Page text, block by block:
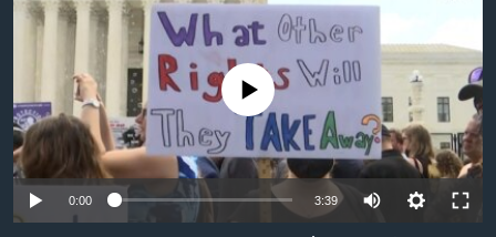
ទៅ​
ទំព័រ​
រចនា
សម្ព័ន្ធ​
រំលង​
ព្រឹត្តិការណ៍ព័ត៌មាន
ទូរទស្សន៍ / វីដេអូ​
វិទ្យុ / ផតខាសថ៍
កម្មវិធីទាំងអស់
Khmer English
No media source currently available
0:00 3:39